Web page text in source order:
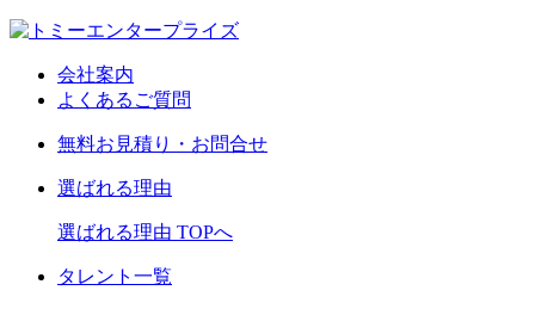
会社案内
よくあるご質問
無料お見積り・お問合せ
選ばれる理由
選ばれる理由 TOPへ
タレント一覧